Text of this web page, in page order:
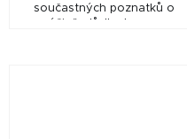
součastných poznatků o
výživě plůdku kapra v